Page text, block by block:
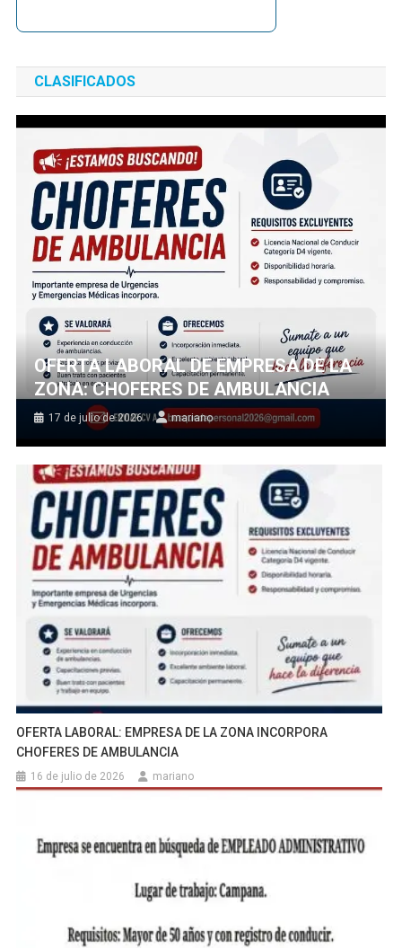
CLASIFICADOS
OFERTA LABORAL DE EMPRESA DE LA
ZONA: CHOFERES DE AMBULANCIA
17 de julio de 2026 mariano
OFERTA LABORAL: EMPRESA DE LA ZONA INCORPORA
CHOFERES DE AMBULANCIA
16 de julio de 2026 mariano